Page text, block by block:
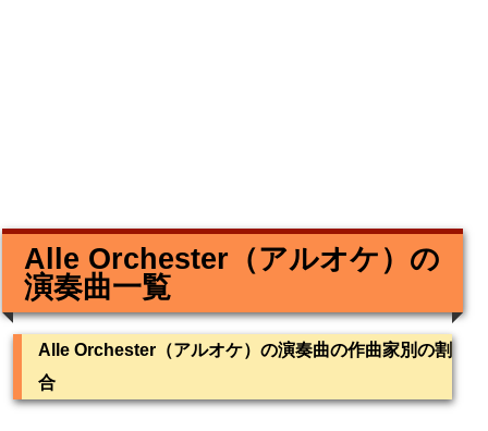
Alle Orchester（アルオケ）の
演奏曲一覧
Alle Orchester（アルオケ）の演奏曲の作曲家別の割
合